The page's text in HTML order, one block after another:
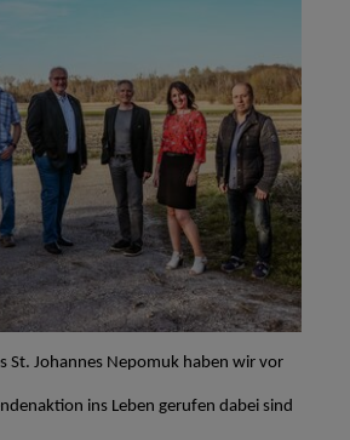
St. Johannes Nepomuk haben wir vor
ins Leben gerufen dabei sind